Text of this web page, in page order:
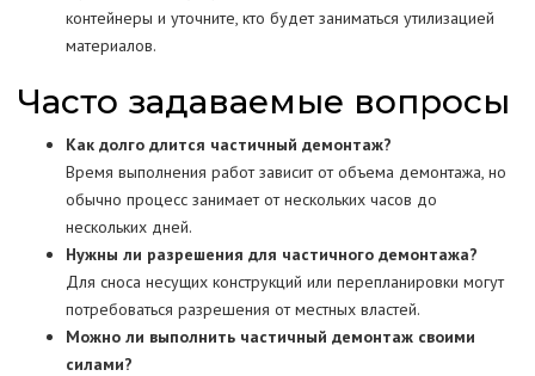
контейнеры и уточните, кто будет заниматься утилизацией
материалов.
Часто задаваемые вопросы
Как долго длится частичный демонтаж?
Время выполнения работ зависит от объема демонтажа, но
обычно процесс занимает от нескольких часов до
нескольких дней.
Нужны ли разрешения для частичного демонтажа?
Для сноса несущих конструкций или перепланировки могут
потребоваться разрешения от местных властей.
Можно ли выполнить частичный демонтаж своими
силами?